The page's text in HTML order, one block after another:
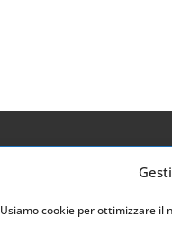
Usiamo cookie per ottimizzare il